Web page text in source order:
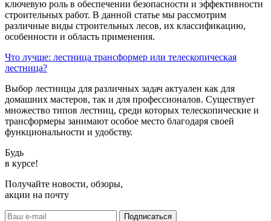
ключевую роль в обеспечении безопасности и эффективности
строительных работ. В данной статье мы рассмотрим
различные виды строительных лесов, их классификацию,
особенности и область применения.
Что лучше: лестница трансформер или телескопическая
лестница?
Выбор лестницы для различных задач актуален как для
домашних мастеров, так и для профессионалов. Существует
множество типов лестниц, среди которых телескопические и
трансформеры занимают особое место благодаря своей
функциональности и удобству.
Будь
в курсе!
Получайте новости, обзоры,
акции на почту